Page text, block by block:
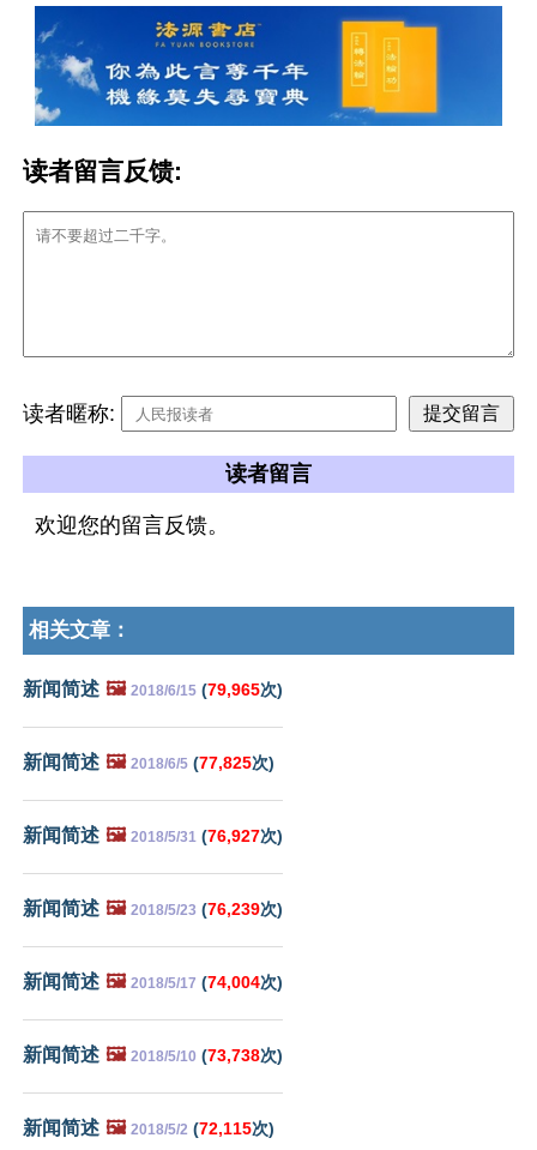
读者留言反馈:
读者暱称:
读者留言
欢迎您的留言反馈。
相关文章：
新闻简述 🖼️ 2018/6/15 (79,965次)
新闻简述 🖼️ 2018/6/5 (77,825次)
新闻简述 🖼️ 2018/5/31 (76,927次)
新闻简述 🖼️ 2018/5/23 (76,239次)
新闻简述 🖼️ 2018/5/17 (74,004次)
新闻简述 🖼️ 2018/5/10 (73,738次)
新闻简述 🖼️ 2018/5/2 (72,115次)